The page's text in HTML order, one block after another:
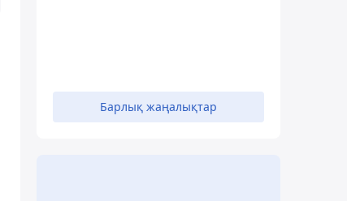
Барлық жаңалықтар